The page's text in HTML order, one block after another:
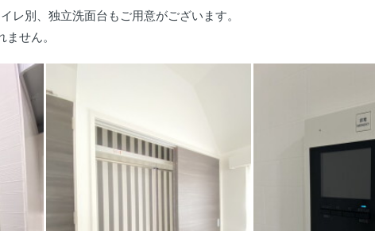
レ別、独立洗面台もご用意がございます。
せん。